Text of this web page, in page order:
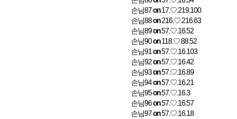
손님87on 17.♡.219.100
손님88on216.♡.216.63
손님89on57.♡.16.52
손님90on 118.♡.88.52
손님91on57.♡.16.103
손님92on57.♡.16.42
손님93on57.♡.16.89
손님94on57.♡.16.21
손님95on57.♡.16.3
손님96on57.♡.16.57
손님97on57.♡.16.18